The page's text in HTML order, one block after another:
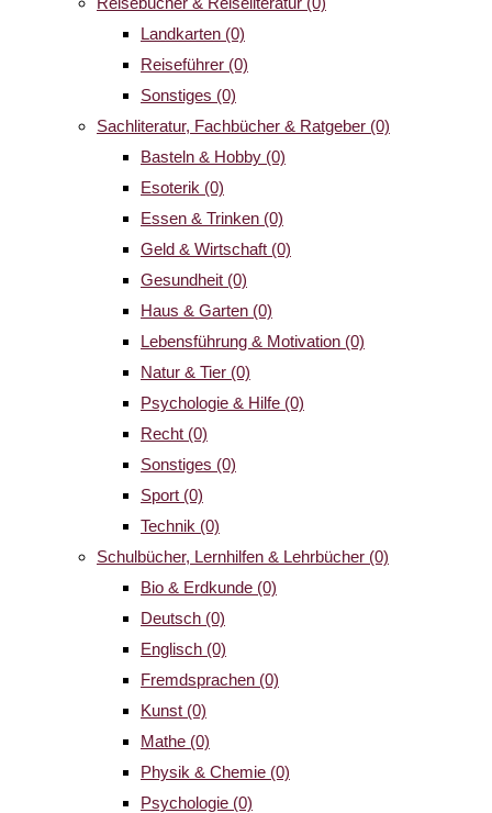
Landkarten (0)
Reiseführer (0)
Sonstiges (0)
Sachliteratur, Fachbücher & Ratgeber (0)
Basteln & Hobby (0)
Esoterik (0)
Essen & Trinken (0)
Geld & Wirtschaft (0)
Gesundheit (0)
Haus & Garten (0)
Lebensführung & Motivation (0)
Natur & Tier (0)
Psychologie & Hilfe (0)
Recht (0)
Sonstiges (0)
Sport (0)
Technik (0)
Schulbücher, Lernhilfen & Lehrbücher (0)
Bio & Erdkunde (0)
Deutsch (0)
Englisch (0)
Fremdsprachen (0)
Kunst (0)
Mathe (0)
Physik & Chemie (0)
Psychologie (0)